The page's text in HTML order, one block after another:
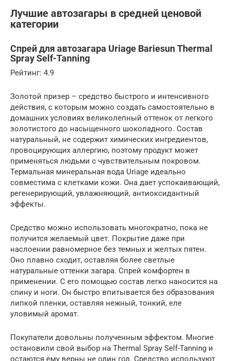
Лучшие автозагары в средней ценовой
категории
Спрей для автозагара Uriage Bariesun Thermal
Spray Self-Tanning
Рейтинг: 4.9
Золотой призер – средство быстрого и интенсивного
действия, с которым можно создать самостоятельно в
домашних условиях великолепный оттенок от легкого
золотистого до насыщенного шоколадного. Состав
натуральный, не содержит химических ингредиентов,
провоцирующих аллергию, поэтому продукт может
применяться людьми с чувствительным покровом.
Термальная минеральная вода Uriage идеально
совместима с клетками кожи. Она дает успокаивающий,
регенерирующий, увлажняющий, антиоксидантный
эффекты.
Средство можно использовать многократно, пока не
получится желаемый цвет. Покрытие даже при
наслоении равномерное без темных и желтых пятен.
Оно плавно сходит, оставляя более светлые
натуральные оттенки загара. Спрей комфортен в
применении. С его помощью состав легко наносится на
спину и ноги. Он быстро впитывается без образования
липкой пленки, оставляя нежный, тонкий, еле
уловимый аромат.
Покупатели довольны полученным эффектом. Многие
остановили свой выбор на Thermal Spray Self-Tanning и
остаются ему верны не один год. Средство используют